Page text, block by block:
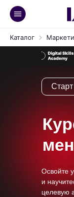
Каталог
Освойте
и
целевую
Старт